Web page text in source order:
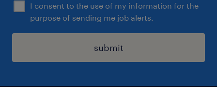
I consent to the use of my information for the
purpose of sending me job alerts.
submit